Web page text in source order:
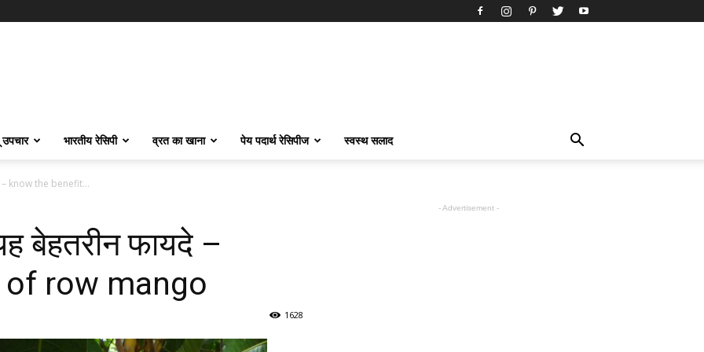
भारतीय रेसिपी व्रत का खाना पेय पदार्थ रेसिपीज स्वस्थ सलाद
– know the benefit...
बेहतरीन फायदे –
row mango
1628
- Advertisement -